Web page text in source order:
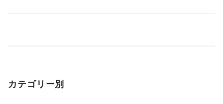
カテゴリー別